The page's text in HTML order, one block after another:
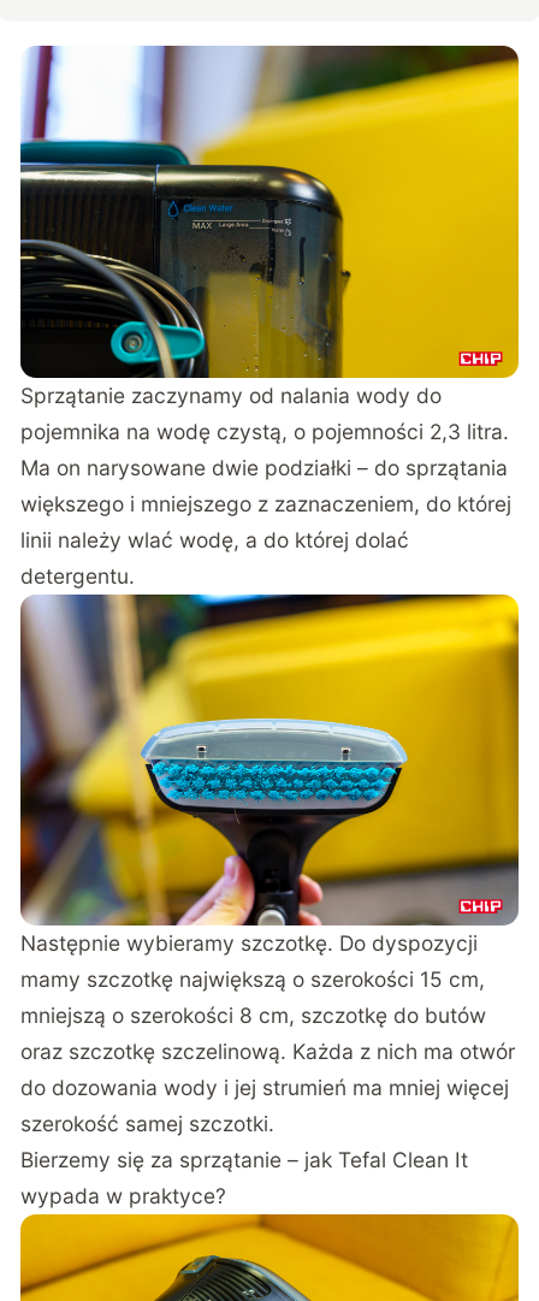
Sprzątanie zaczynamy od nalania wody do
pojemnika na wodę czystą, o pojemności 2,3 litra.
Ma on narysowane dwie podziałki – do sprzątania
większego i mniejszego z zaznaczeniem, do której
linii należy wlać wodę, a do której dolać
detergentu.
Następnie wybieramy szczotkę. Do dyspozycji
mamy szczotkę największą o szerokości 15 cm,
mniejszą o szerokości 8 cm, szczotkę do butów
oraz szczotkę szczelinową. Każda z nich ma otwór
do dozowania wody i jej strumień ma mniej więcej
szerokość samej szczotki.
Bierzemy się za sprzątanie – jak Tefal Clean It
wypada w praktyce?